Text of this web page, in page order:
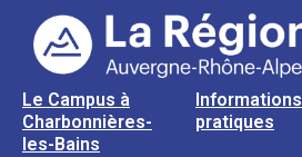
Le Campus à
Charbonnières-
les-Bains
Informations
pratiques